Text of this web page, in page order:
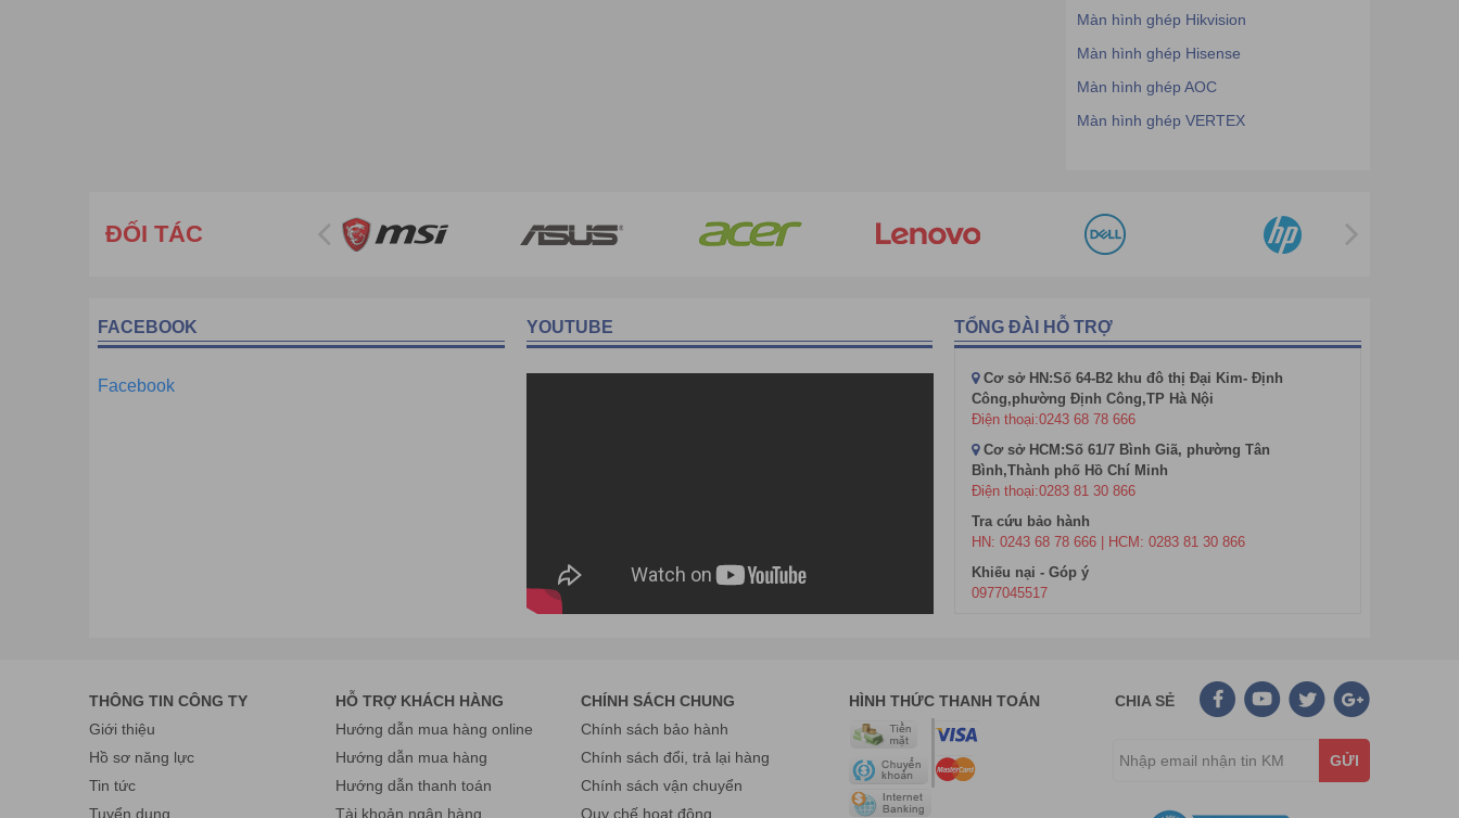
Màn hình ghép Hikvision
Màn hình ghép Hisense
Màn hình ghép AOC
Màn hình ghép VERTEX
ĐỐI TÁC
FACEBOOK
Facebook
YOUTUBE TỔNG ĐÀI HỖ TRỢ
Cơ sở HN:Số 64-B2 khu đô thị Đại Kim- Định
Công,phường Định Công,TP Hà Nội
Điện thoại:0243 68 78 666
Cơ sở HCM:Số 61/7 Bình Giã, phường Tân
Bình,Thành phố Hồ Chí Minh
Điện thoại:0283 81 30 866
Tra cứu bảo hành
HN: 0243 68 78 666 | HCM: 0283 81 30 866
Khiếu nại - Góp ý
0977045517
THÔNG TIN CÔNG TY
Giới thiệu
Hồ sơ năng lực
Tin tức
Tuyển dụng
HỖ TRỢ KHÁCH HÀNG
Hướng dẫn mua hàng online
Hướng dẫn mua hàng
Hướng dẫn thanh toán
Tài khoản ngân hàng
CHÍNH SÁCH CHUNG
Chính sách bảo hành
Chính sách đổi, trả lại hàng
Chính sách vận chuyển
Quy chế hoạt động
HÌNH THỨC THANH TOÁN CHIA SẺ
GỬI